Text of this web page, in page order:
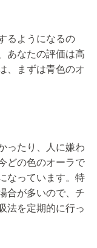
るようになるの
あなたの評価は高
、まずは青色のオ
ったり、人に嫌わ
どの色のオーラで
なっています。特
合が多いので、チ
法を定期的に行っ